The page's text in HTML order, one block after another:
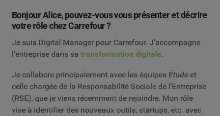
Bonjour Alice, pouvez-vous vous présenter et décrire
votre rôle chez Carrefour ?
Je suis Digital Manager pour Carrefour. J’accompagne
l’entreprise dans sa transformation digitale.
Je collabore principalement avec les équipes Étude et
celle chargée de la Responsabilité Sociale de l’Entreprise
(RSE), que je viens récemment de rejoindre. Mon rôle
vise à identifier des nouveaux outils, startups, etc. avec